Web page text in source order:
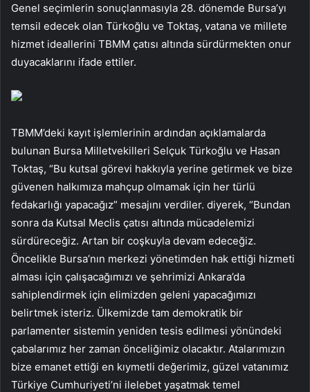
Genel seçimlerin sonuçlanmasıyla 28. dönemde Bursa’yı
temsil edecek olan Türkoğlu ve Toktaş, vatana ve millete
hizmet ideallerini TBMM çatısı altında sürdürmekten onur
duyacaklarını ifade ettiler.
TBMM’deki kayıt işlemlerinin ardından açıklamalarda
bulunan Bursa Milletvekilleri Selçuk Türkoğlu ve Hasan
Toktaş, “Bu kutsal görevi hakkıyla yerine getirmek ve bize
güvenen halkımıza mahçup olmamak için her türlü
fedakarlığı yapacağız” mesajını verdiler. diyerek, “Bundan
sonra da Kutsal Meclis çatısı altında mücadelemizi
sürdüreceğiz. Artan bir coşkuyla devam edeceğiz.
Öncelikle Bursa’nın merkezi yönetimden hak ettiği hizmeti
alması için çalışacağımızı ve şehrimizi Ankara’da
sahiplendirmek için elimizden geleni yapacağımızı
belirtmek isteriz. Ülkemizde tam demokratik bir
parlamenter sistemin yeniden tesis edilmesi yönündeki
çabalarımız her zaman önceliğimiz olacaktır. Atalarımızın
bize emanet ettiği en kıymetli değerimiz, güzel vatanımız
Türkiye Cumhuriyeti’ni ilelebet yaşatmak temel